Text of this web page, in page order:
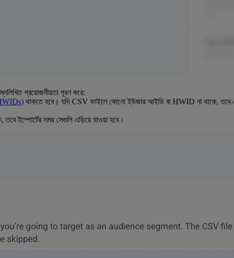
প্রয়োজনীয়তা পূরণ করে:
থাকতে হবে। যদি CSV ফাইলে কোনো ইউজার আইডি বা HWID না থাকে, তবে
ইম্পোর্টের সময় সেগুলি এড়িয়ে যাওয়া হবে।